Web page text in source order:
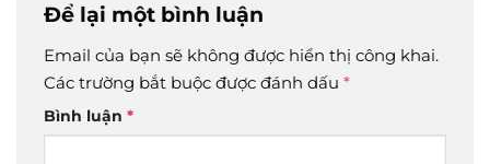
Để lại một bình luận
Email của bạn sẽ không được hiển thị công khai.
Các trường bắt buộc được đánh dấu *
Bình luận *